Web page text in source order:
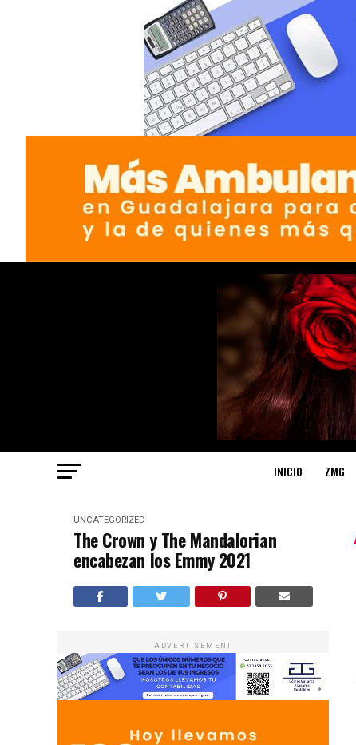
INICIO ZMG
UNCATEGORIZED
The Crown y The Mandalorian
encabezan los Emmy 2021
ADVERTISEMENT